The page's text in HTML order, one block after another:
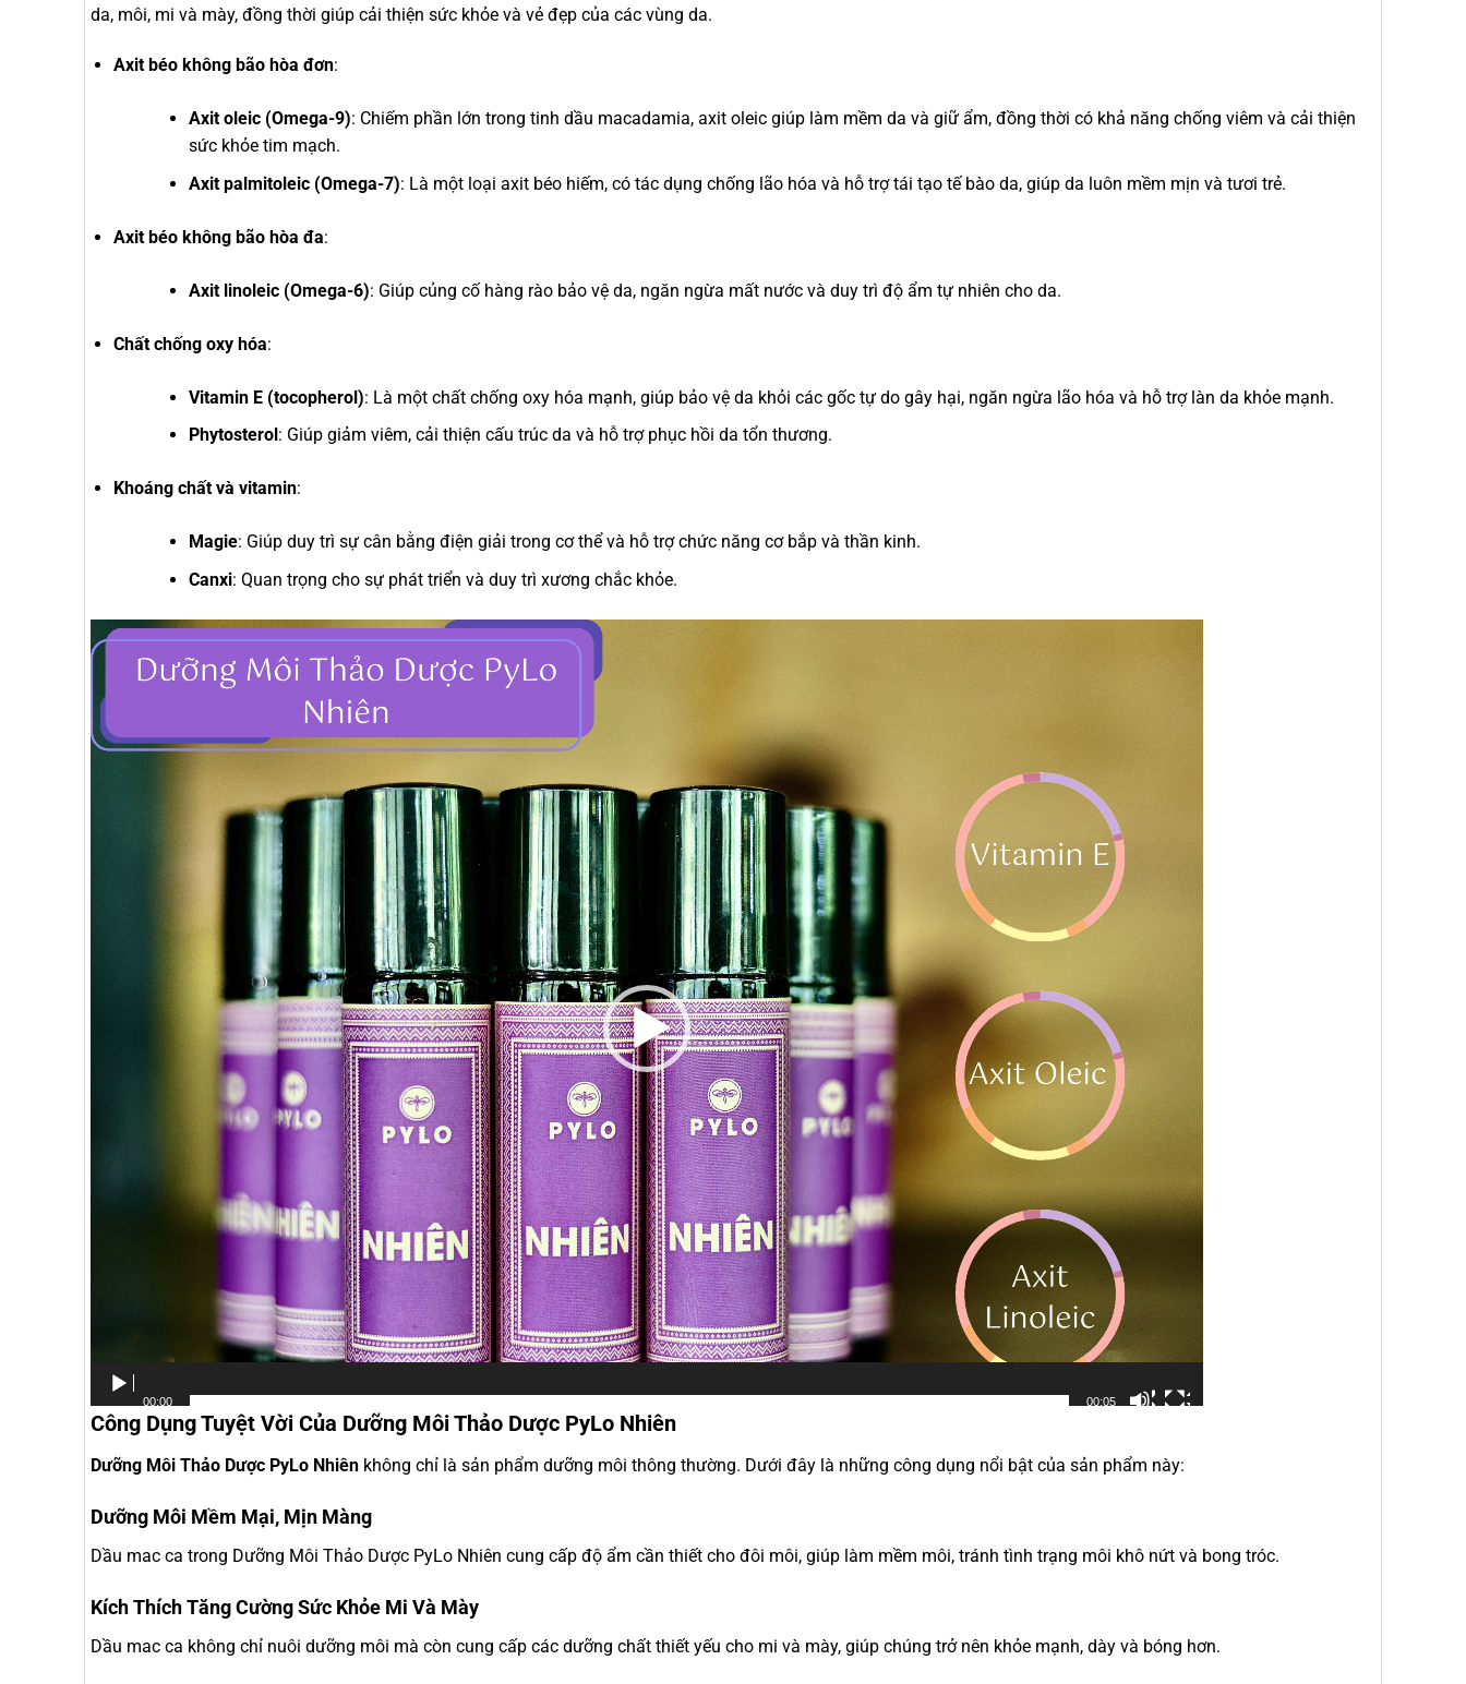
da, môi, mi và mày, đồng thời giúp cải thiện sức khỏe và vẻ đẹp của các vùng da.
Axit béo không bão hòa đơn:
Axit oleic (Omega-9): Chiếm phần lớn trong tinh dầu macadamia, axit oleic giúp làm mềm da và giữ ẩm, đồng thời có khả năng chống viêm và cải thiện
sức khỏe tim mạch.
Axit palmitoleic (Omega-7): Là một loại axit béo hiếm, có tác dụng chống lão hóa và hỗ trợ tái tạo tế bào da, giúp da luôn mềm mịn và tươi trẻ.
Axit béo không bão hòa đa:
Axit linoleic (Omega-6): Giúp củng cố hàng rào bảo vệ da, ngăn ngừa mất nước và duy trì độ ẩm tự nhiên cho da.
Chất chống oxy hóa:
Vitamin E (tocopherol): Là một chất chống oxy hóa mạnh, giúp bảo vệ da khỏi các gốc tự do gây hại, ngăn ngừa lão hóa và hỗ trợ làn da khỏe mạnh.
Phytosterol : Giúp giảm viêm, cải thiện cấu trúc da và hỗ trợ phục hồi da tổn thương.
Khoáng chất và vitamin:
Magie: Giúp duy trì sự cân bằng điện giải trong cơ thể và hỗ trợ chức năng cơ bắp và thần kinh.
Canxi: Quan trọng cho sự phát triển và duy trì xương chắc khỏe.
Trình
chơi
00:00 00:05
Công Dụng Tuyệt Vời Của Dưỡng Môi Thảo Dược PyLo Nhiên
Dưỡng Môi Thảo Dược PyLo Nhiên không chỉ là sản phẩm dưỡng môi thông thường. Dưới đây là những công dụng nổi bật của sản phẩm này:
Dưỡng Môi Mềm Mại, Mịn Màng
Dầu mac ca trong Dưỡng Môi Thảo Dược PyLo Nhiên cung cấp độ ẩm cần thiết cho đôi môi, giúp làm mềm môi, tránh tình trạng môi khô nứt và bong tróc.
Kích Thích Tăng Cường Sức Khỏe Mi Và Mày
Dầu mac ca không chỉ nuôi dưỡng môi mà còn cung cấp các dưỡng chất thiết yếu cho mi và mày, giúp chúng trở nên khỏe mạnh, dày và bóng hơn.